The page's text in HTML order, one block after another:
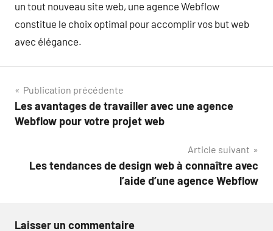
un tout nouveau site web, une agence Webflow
constitue le choix optimal pour accomplir vos but web
avec élégance.
Navigation
de
Publication précédente
Les avantages de travailler avec une agence
Webflow pour votre projet web
Article suivant
Les tendances de design web à connaître avec
l’aide d’une agence Webflow
Laisser un commentaire